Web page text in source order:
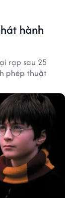
hành
rạp sau 25
phép thuật